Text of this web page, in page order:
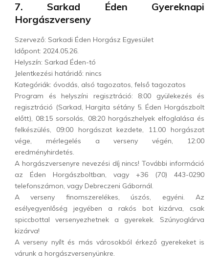
7. Sarkad Éden Gyereknapi
Horgászverseny
Szervező: Sarkadi Éden Horgász Egyesület
Időpont: 2024.05.26.
Helyszín: Sarkad Éden-tó
Jelentkezési határidő: nincs
Kategóriák: óvodás, alsó tagozatos, felső tagozatos
Program és helyszíni regisztráció: 8:00 gyülekezés és
regisztráció (Sarkad, Hargita sétány 5. Éden Horgászbolt
előtt), 08:15 sorsolás, 08:20 horgászhelyek elfoglalása és
felkészülés, 09:00 horgászat kezdete, 11.00 horgászat
vége, mérlegelés a verseny végén, 12:00
eredményhirdetés.
A horgászversenyre nevezési díj nincs! További információ
az Éden Horgászboltban, vagy +36 (70) 443-0290
telefonszámon, vagy Debreczeni Gábornál.
A verseny finomszerelékes, úszós, egyéni. Az
esélyegyenlőség jegyében a rakós bot kizárva, csak
spiccbottal versenyezhetnek a gyerekek. Szúnyoglárva
kizárva!
A verseny nyílt és más városokból érkező gyerekeket is
várunk a horgászversenyünkre.